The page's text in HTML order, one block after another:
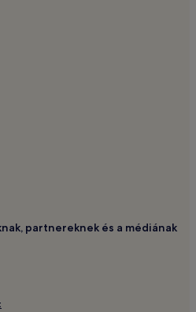
partnereknek és a médiának